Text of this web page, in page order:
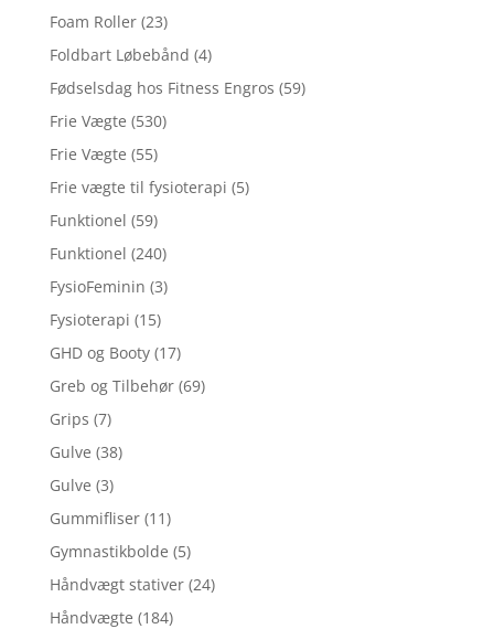
Foam Roller (23)
Foldbart Løbebånd (4)
Fødselsdag hos Fitness Engros (59)
Frie Vægte (530)
Frie Vægte (55)
Frie vægte til fysioterapi (5)
Funktionel (59)
Funktionel (240)
FysioFeminin (3)
Fysioterapi (15)
GHD og Booty (17)
Greb og Tilbehør (69)
Grips (7)
Gulve (38)
Gulve (3)
Gummifliser (11)
Gymnastikbolde (5)
Håndvægt stativer (24)
Håndvægte (184)